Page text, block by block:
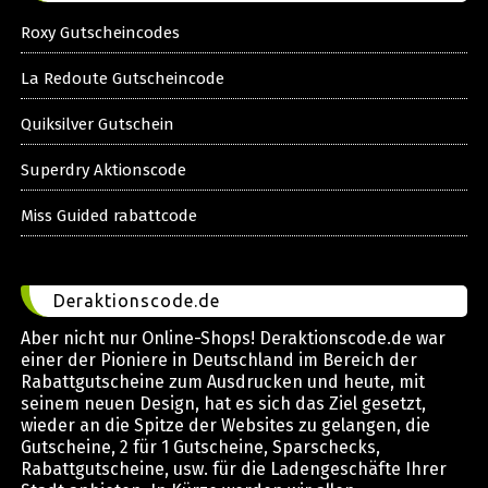
Roxy Gutscheincodes
La Redoute Gutscheincode
Quiksilver Gutschein
Superdry Aktionscode
Miss Guided rabattcode
Deraktionscode.de
Aber nicht nur Online-Shops! Deraktionscode.de war
einer der Pioniere in Deutschland im Bereich der
Rabattgutscheine zum Ausdrucken und heute, mit
seinem neuen Design, hat es sich das Ziel gesetzt,
wieder an die Spitze der Websites zu gelangen, die
Gutscheine, 2 für 1 Gutscheine, Sparschecks,
Rabattgutscheine, usw. für die Ladengeschäfte Ihrer